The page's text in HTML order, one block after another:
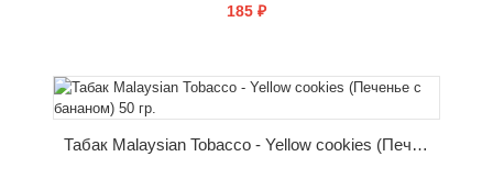
185 ₽
КУПИТЬ
Табак Malaysian Tobacco - Yellow cookies (Печенье с бананом) 50 гр.